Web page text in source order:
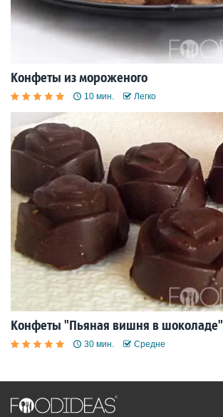
Конфеты из мороженого
10 мин. Легко
Конфеты "Пьяная вишня в шоколаде"
30 мин. Средне